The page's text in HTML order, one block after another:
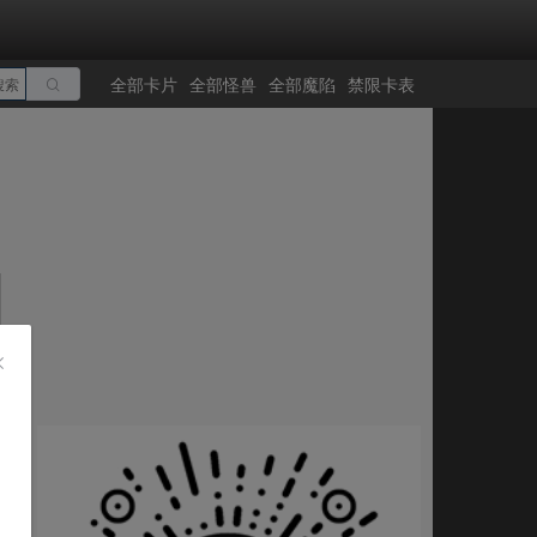
索 全部卡片 全部怪兽 全部魔陷 禁限卡表